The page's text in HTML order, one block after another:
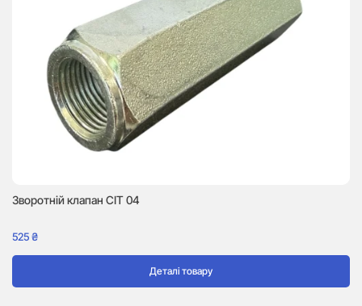
Зворотній клапан CIT 04
525₴
Деталі товару